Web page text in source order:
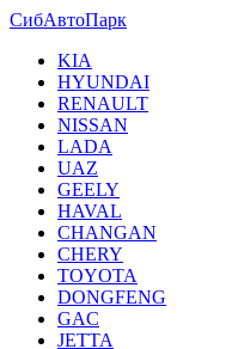
СибАвтоПарк
KIA
HYUNDAI
RENAULT
NISSAN
LADA
UAZ
GEELY
HAVAL
CHANGAN
CHERY
TOYOTA
DONGFENG
GAC
JETTA